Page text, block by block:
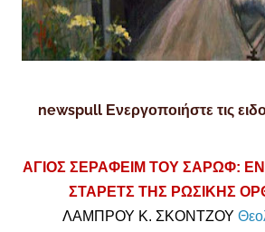
newspull Ενεργοποιήστε τις
ΑΓΙΟΣ ΣΕΡΑΦΕΙΜ ΤΟΥ ΣΑΡΩΦ:
ΣΤΑΡΕΤΣ ΤΗΣ ΡΩΣΙΚΗΣ
ΛΑΜΠΡΟΥ Κ. ΣΚΟΝΤΖΟΥ